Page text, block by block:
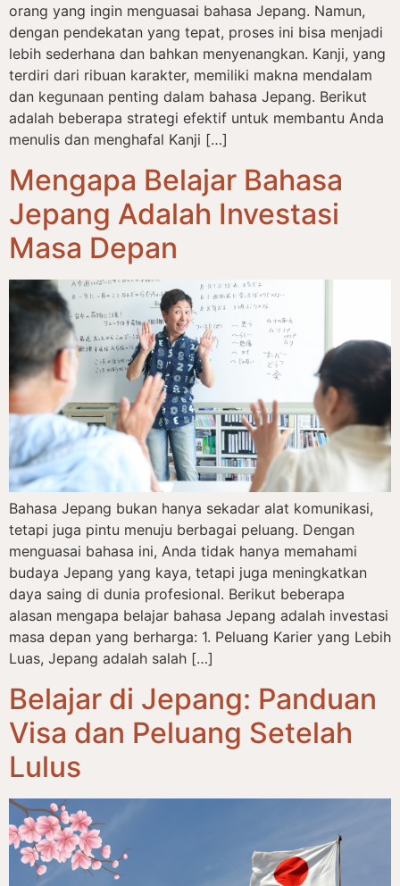
orang yang ingin menguasai bahasa Jepang. Namun,
dengan pendekatan yang tepat, proses ini bisa menjadi
lebih sederhana dan bahkan menyenangkan. Kanji, yang
terdiri dari ribuan karakter, memiliki makna mendalam
dan kegunaan penting dalam bahasa Jepang. Berikut
adalah beberapa strategi efektif untuk membantu Anda
menulis dan menghafal Kanji […]
Mengapa Belajar Bahasa
Jepang Adalah Investasi
Masa Depan
Bahasa Jepang bukan hanya sekadar alat komunikasi,
tetapi juga pintu menuju berbagai peluang. Dengan
menguasai bahasa ini, Anda tidak hanya memahami
budaya Jepang yang kaya, tetapi juga meningkatkan
daya saing di dunia profesional. Berikut beberapa
alasan mengapa belajar bahasa Jepang adalah investasi
masa depan yang berharga: 1. Peluang Karier yang Lebih
Luas, Jepang adalah salah […]
Belajar di Jepang: Panduan
Visa dan Peluang Setelah
Lulus